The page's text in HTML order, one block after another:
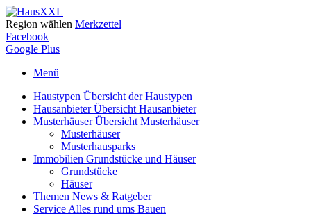
Region wählen Merkzettel
Facebook
Google Plus
Menü
Haustypen Übersicht der Haustypen
HausanbieterÜbersicht Hausanbieter
MusterhäuserÜbersicht Musterhäuser
Musterhäuser
Musterhausparks
Immobilien Grundstücke und Häuser
Grundstücke
Häuser
Themen News & Ratgeber
Service Alles rund ums Bauen